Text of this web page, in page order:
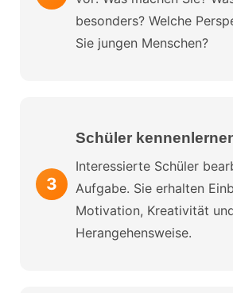
besonders? Welche
Sie jungen Menschen?
Schüler
Interessierte Schüler
Aufgabe. Sie erhalten
Motivation, Kreativität
Herangehensweise.